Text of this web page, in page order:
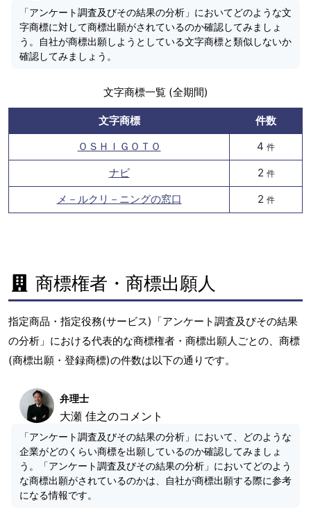
「アンケート調査及びその結果の分析」においてどのような文
字商標に対して商標出願がされているのか確認してみましょ
う。自社が商標出願しようとしている文字商標と類似しないか
確認してみましょう。
文字商標一覧 (全期間)
文字商標
件数
ＯＳＨＩＧＯＴＯ
4 件
ナビ 2 件
メ－ルクリ－ニングの窓口 2 件
商標権者・商標出願人
指定商品・指定役務(サービス)「アンケート調査及びその結果
の分析」における代表的な商標権者・商標出願人ごとの、商標
(商標出願・登録商標)の件数は以下の通りです。
弁理士
大瀬 佳之のコメント
「アンケート調査及びその結果の分析」において、どのような
企業がどのくらい商標を出願しているのか確認してみましょ
う。「アンケート調査及びその結果の分析」においてどのよう
な商標出願がされているのかは、自社が商標出願する際に参考
になる情報です。